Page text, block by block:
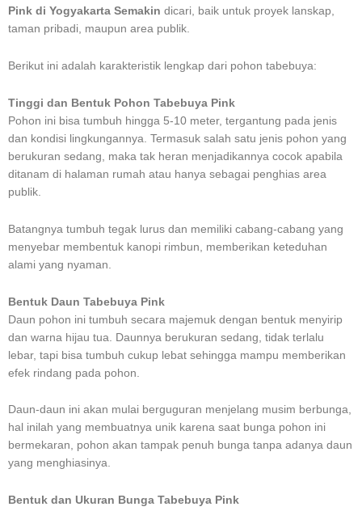
Pink di Yogyakarta Semakin dicari, baik untuk proyek lanskap,
taman pribadi, maupun area publik.
Berikut ini adalah karakteristik lengkap dari pohon tabebuya:
Tinggi dan Bentuk Pohon Tabebuya Pink
Pohon ini bisa tumbuh hingga 5-10 meter, tergantung pada jenis
dan kondisi lingkungannya. Termasuk salah satu jenis pohon yang
berukuran sedang, maka tak heran menjadikannya cocok apabila
ditanam di halaman rumah atau hanya sebagai penghias area
publik.
Batangnya tumbuh tegak lurus dan memiliki cabang-cabang yang
menyebar membentuk kanopi rimbun, memberikan keteduhan
alami yang nyaman.
Bentuk Daun Tabebuya Pink
Daun pohon ini tumbuh secara majemuk dengan bentuk menyirip
dan warna hijau tua. Daunnya berukuran sedang, tidak terlalu
lebar, tapi bisa tumbuh cukup lebat sehingga mampu memberikan
efek rindang pada pohon.
Daun-daun ini akan mulai berguguran menjelang musim berbunga,
hal inilah yang membuatnya unik karena saat bunga pohon ini
bermekaran, pohon akan tampak penuh bunga tanpa adanya daun
yang menghiasinya.
Bentuk dan Ukuran Bunga Tabebuya Pink